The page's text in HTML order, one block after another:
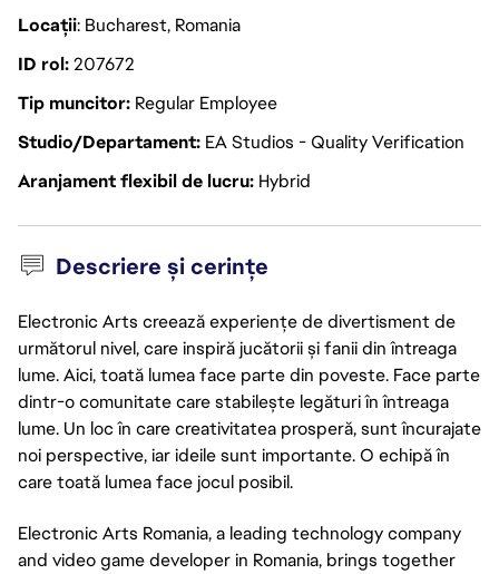
Locații: Bucharest, Romania
ID rol207672
Tip muncitor Regular Employee
Studio/Departament EA Studios - Quality Verification
Aranjament flexibil de lucru Hybrid
Descriere și cerințe
Electronic Arts creează experiențe de divertisment de
următorul nivel, care inspiră jucătorii și fanii din întreaga
lume. Aici, toată lumea face parte din poveste. Face parte
dintr-o comunitate care stabilește legături în întreaga
lume. Un loc în care creativitatea prosperă, sunt încurajate
noi perspective, iar ideile sunt importante. O echipă în
care toată lumea face jocul posibil.
Electronic Arts Romania, a leading technology company
and video game developer in Romania, brings together